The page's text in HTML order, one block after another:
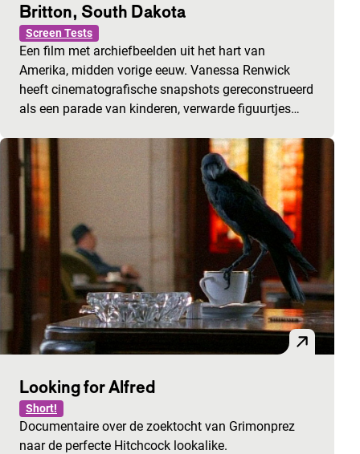
Britton, South Dakota
Screen Tests
Een film met archiefbeelden uit het hart van
Amerika, midden vorige eeuw. Vanessa Renwick
heeft cinematografische snapshots gereconstrueerd
als een parade van kinderen, verwarde figuurtjes…
Looking for Alfred
Short!
Documentaire over de zoektocht van Grimonprez
naar de perfecte Hitchcock lookalike.